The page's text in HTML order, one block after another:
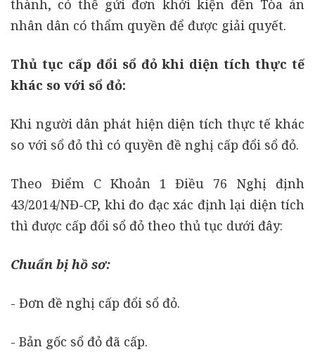
thành, có thể gửi đơn khởi kiện đến Tòa án
nhân dân có thẩm quyền để được giải quyết.
Thủ tục cấp đổi sổ đỏ khi diện tích thực tế
khác so với sổ đỏ:
Khi người dân phát hiện diện tích thực tế khác
so với sổ đỏ thì có quyền đề nghị cấp đổi sổ đỏ.
Theo Điểm C Khoản 1 Điều 76 Nghị định
43/2014/NĐ-CP, khi đo đạc xác định lại diện tích
thì được cấp đổi sổ đỏ theo thủ tục dưới đây:
Chuẩn bị hồ sơ:
- Đơn đề nghị cấp đổi sổ đỏ.
- Bản gốc sổ đỏ đã cấp.